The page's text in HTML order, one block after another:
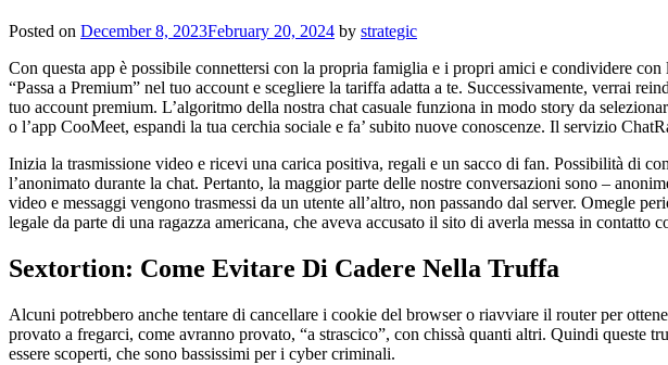
Posted on December 8, 2023February 20, 2024 by strategic
Con questa app è possibile connettersi con la propria famiglia e i propri amici e condividere
“Passa a Premium” nel tuo account e scegliere la tariffa adatta a te. Successivamente, verrai
tuo account premium. L’algoritmo della nostra chat casuale funziona in modo story da
o l’app CooMeet, espandi la tua cerchia sociale e fa’ subito nuove conoscenze. Il servizio
Inizia la trasmissione video e ricevi una carica positiva, regali e un sacco di fan. Possibilità di
l’anonimato durante la chat. Pertanto, la maggior parte delle nostre conversazioni sono –
video e messaggi vengono trasmessi da un utente all’altro, non passando dal server. Omegle
legale da parte di una ragazza americana, che aveva accusato il sito di averla messa in contatto
Sextortion: Come Evitare Di Cadere Nella Truffa
Alcuni potrebbero anche tentare di cancellare i cookie del browser o riavviare il router per
provato a fregarci, come avranno provato, “a strascico”, con chissà quanti altri. Quindi
essere scoperti, che sono bassissimi per i cyber criminali.